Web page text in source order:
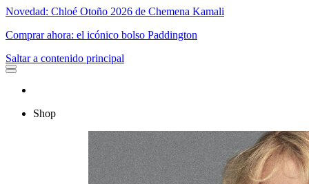
Novedad: Chloé Otoño 2026 de Chemena Kamali
Comprar ahora: el icónico bolso Paddington
Saltar a contenido principal
Shop